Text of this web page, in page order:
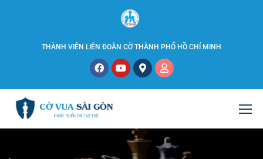
THÀNH VIÊN LIÊN ĐOÀN CỜ THÀNH PHỐ HỒ CHÍ MINH